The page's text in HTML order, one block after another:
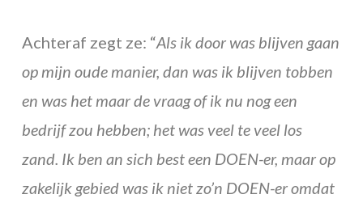
Achteraf zegt ze: “Als ik door was blijven gaan
op mijn oude manier, dan was ik blijven tobben
en was het maar de vraag of ik nu nog een
bedrijf zou hebben; het was veel te veel los
zand. Ik ben an sich best een DOEN-er, maar op
zakelijk gebied was ik niet zo’n DOEN-er omdat